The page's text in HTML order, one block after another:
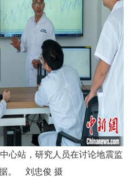
心站，研究人员在讨论地震监
。 刘忠俊 摄